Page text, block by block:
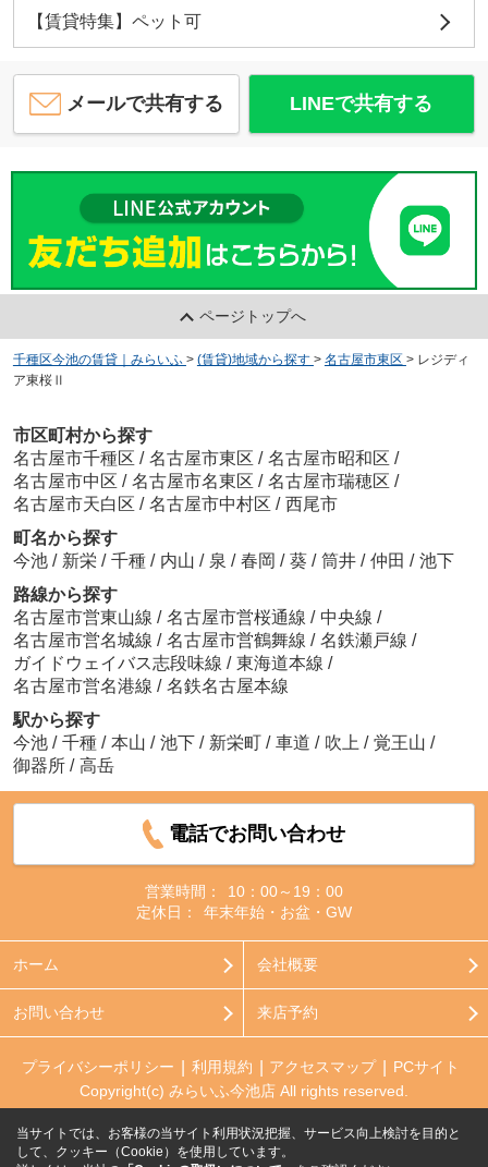
【賃貸特集】ペット可
メールで共有する LINEで共有する
ページトップへ
千種区今池の賃貸｜みらいふ > (賃貸)地域から探す > 名古屋市東区 > レジディ
ア東桜Ⅱ
市区町村から探す
名古屋市千種区 / 名古屋市東区 / 名古屋市昭和区 /
名古屋市中区 / 名古屋市名東区 / 名古屋市瑞穂区 /
名古屋市天白区 / 名古屋市中村区 / 西尾市
町名から探す
今池 / 新栄 / 千種 / 内山 / 泉 / 春岡 / 葵 / 筒井 / 仲田 / 池下
路線から探す
名古屋市営東山線 / 名古屋市営桜通線 / 中央線 /
名古屋市営名城線 / 名古屋市営鶴舞線 / 名鉄瀬戸線 /
ガイドウェイバス志段味線 / 東海道本線 /
名古屋市営名港線 / 名鉄名古屋本線
駅から探す
今池 / 千種 / 本山 / 池下 / 新栄町 / 車道 / 吹上 / 覚王山 /
御器所 / 高岳
電話でお問い合わせ
営業時間：
10：00～19：00
定休日：
年末年始・お盆・GW
ホーム 会社概要
お問い合わせ 来店予約
プライバシーポリシー 利用規約 アクセスマップ
PCサイト
Copyright(c) みらいふ今池店 All rights reserved.
当サイトでは、お客様の当サイト利用状況把握、サービス向上検討を目的と
して、クッキー（Cookie）を使用しています。